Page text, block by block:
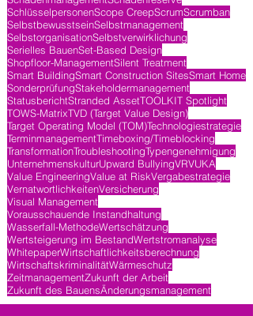
SchlüsselpersonenScope CreepScrumScrumban
SelbstbewusstseinSelbstmanagement
SelbstorganisationSelbstverwirklichung
Serielles BauenSet-Based Design
Shopfloor-ManagementSilent Treatment
Smart BuildingSmart Construction SitesSmart Home
SonderprüfungStakeholdermanagement
StatusberichtStranded AssetTOOLKIT Spotlight
TOWS-MatrixTVD (Target Value Design)
Target Operating Model (TOM)Technologiestrategie
TerminmanagementTimeboxing/Timeblocking
TransformationTroubleshootingTypengenehmigung
UnternehmenskulturUpward BullyingVRVUKA
Value EngineeringValue at RiskVergabestrategie
VernatwortlichkeitenVersicherung
Visual Management
Vorausschauende Instandhaltung
Wasserfall-MethodeWertschätzung
Wertsteigerung im BestandWertstromanalyse
WhitepaperWirtschaftlichkeitsberechnung
WirtschaftskriminalitätWärmeschutz
ZeitmanagementZukunft der Arbeit
Zukunft des BauensÄnderungsmanagement